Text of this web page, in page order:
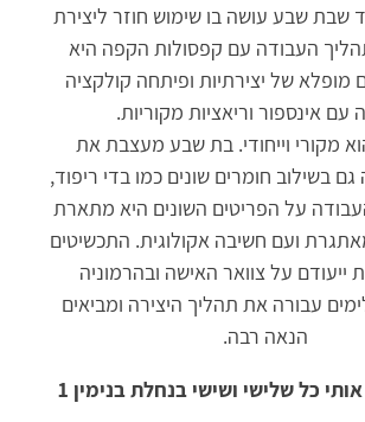
שבת שבע עושה בו שימוש חוזר ליצירת
העבודה עם קפסולות הקפה היא
של יצירתיות ופיתחה קולקציה
עם אינספור וריאציות מקוריות.
מקורי וייחודי. בת שבע מעצבת את
בשילוב חומרים שונים כמו בדי ריפוד,
על הפריטים השונים היא מתארת
ועם חשיבה אקולוגית. התכשיטים
ייעודם על צוואר האישה ובהרמוניה
עבורה את תהליך היצירה ומביאים
הנאה רבה.
כל שלישי ושישי בנחלת בנימין 1